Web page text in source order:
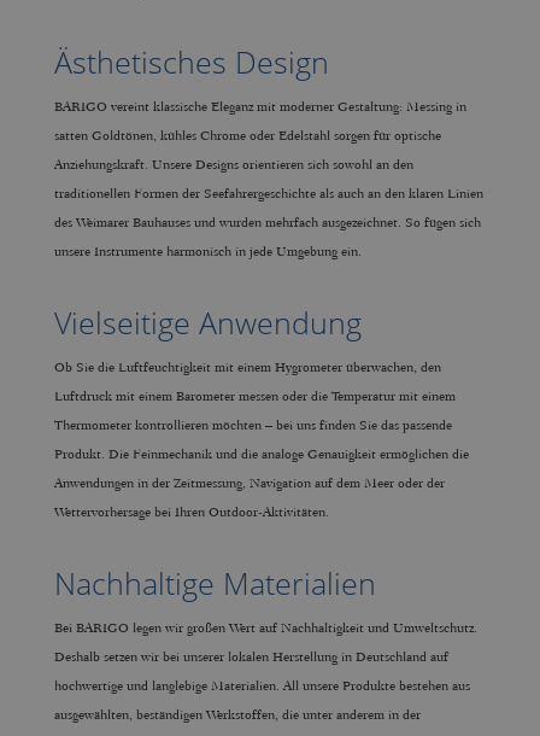
Ästhetisches Design
BARIGO vereint klassische Eleganz mit moderner Gestaltung: Messing in
satten Goldtönen, kühles Chrome oder Edelstahl sorgen für optische
Anziehungskraft. Unsere Designs orientieren sich sowohl an den
traditionellen Formen der Seefahrergeschichte als auch an den klaren Linien
des Weimarer Bauhauses und wurden mehrfach ausgezeichnet. So fügen sich
unsere Instrumente harmonisch in jede Umgebung ein.
Vielseitige Anwendung
Ob Sie die Luftfeuchtigkeit mit einem Hygrometer überwachen, den
Luftdruck mit einem Barometer messen oder die Temperatur mit einem
Thermometer kontrollieren möchten – bei uns finden Sie das passende
Produkt. Die Feinmechanik und die analoge Genauigkeit ermöglichen die
Anwendungen in der Zeitmessung, Navigation auf dem Meer oder der
Wettervorhersage bei Ihren Outdoor-Aktivitäten.
Nachhaltige Materialien
Bei BARIGO legen wir großen Wert auf Nachhaltigkeit und Umweltschutz.
Deshalb setzen wir bei unserer lokalen Herstellung in Deutschland auf
hochwertige und langlebige Materialien. All unsere Produkte bestehen aus
ausgewählten, beständigen Werkstoffen, die unter anderem in der